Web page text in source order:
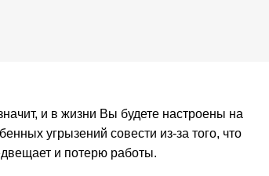
и в жизни Вы будете настроены на
угрызений совести из-за того, что
и потерю работы.